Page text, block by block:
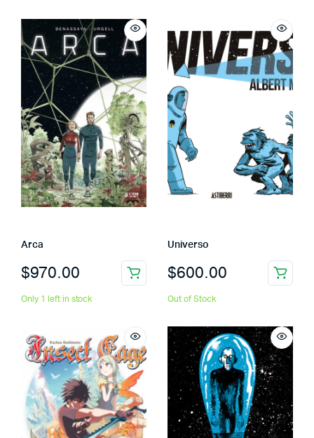
Arca
$970.00
Only 1 left in stock
Universo
$600.00
Out of Stock